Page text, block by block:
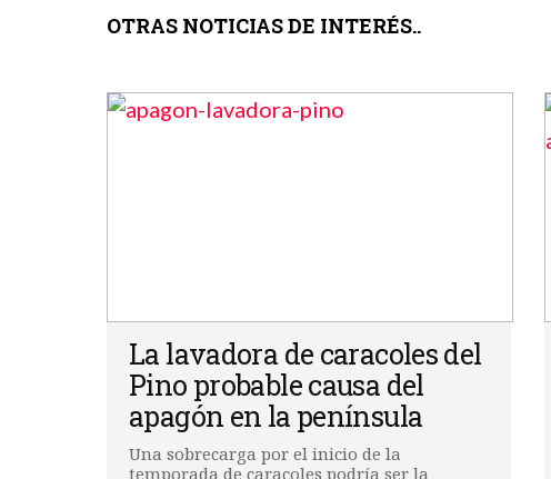
OTRAS NOTICIAS DE INTERÉS..
La lavadora de caracoles del
Pino probable causa del
apagón en la península
Una sobrecarga por el inicio de la
temporada de caracoles podría ser la